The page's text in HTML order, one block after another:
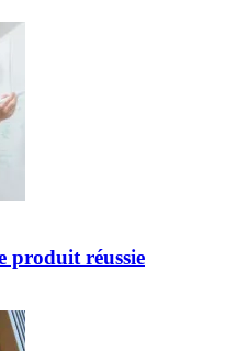
produit réussie